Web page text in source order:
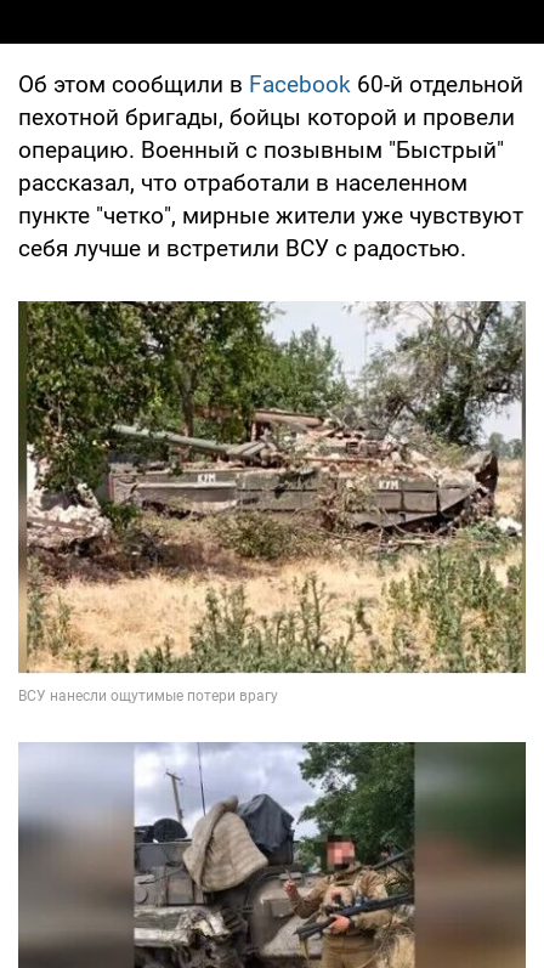
Об этом сообщили в Facebook 60-й отдельной
пехотной бригады, бойцы которой и провели
операцию. Военный с позывным "Быстрый"
рассказал, что отработали в населенном
пункте "четко", мирные жители уже чувствуют
себя лучше и встретили ВСУ с радостью.